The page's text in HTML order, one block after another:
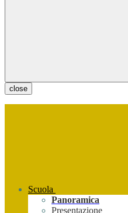
close
Scuola
Panoramica
Presentazione